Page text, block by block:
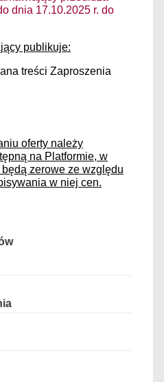
dnia 17.10.2025 r. do
publikuje:
treści Zaproszenia
oferty należy
na Platformie, w
zerowe ze względu
w niej cen.